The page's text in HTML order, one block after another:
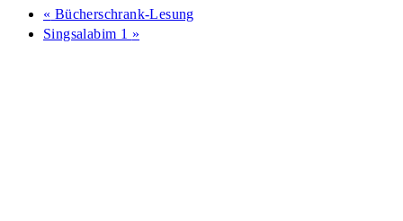
« Bücherschrank-Lesung
Singsalabim 1 »